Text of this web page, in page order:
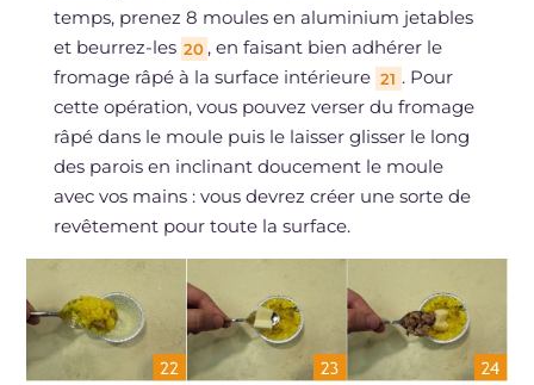
temps, prenez 8 moules en aluminium jetables
et beurrez-les 20 , en faisant bien adhérer le
fromage râpé à la surface intérieure 21 . Pour
cette opération, vous pouvez verser du fromage
râpé dans le moule puis le laisser glisser le long
des parois en inclinant doucement le moule
avec vos mains : vous devrez créer une sorte de
revêtement pour toute la surface.